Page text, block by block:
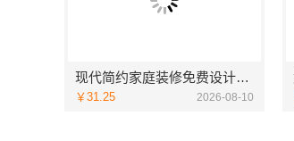
现代简约家庭装修免费设计整体落地——福建尚艺空间新材料科技有限公司
￥31.25 2026-08-10